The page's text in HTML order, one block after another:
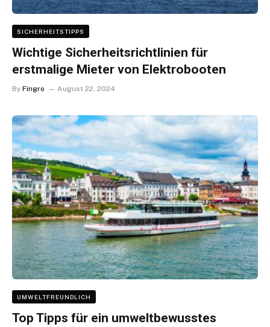
SICHERHEITSTIPPS
Wichtige Sicherheitsrichtlinien für
erstmalige Mieter von Elektrobooten
By Fingro August 22, 2024
UMWELTFREUNDLICH
Top Tipps für ein umweltbewusstes